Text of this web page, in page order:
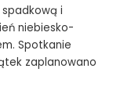
i
niebiesko-
Spotkanie
zaplanowano